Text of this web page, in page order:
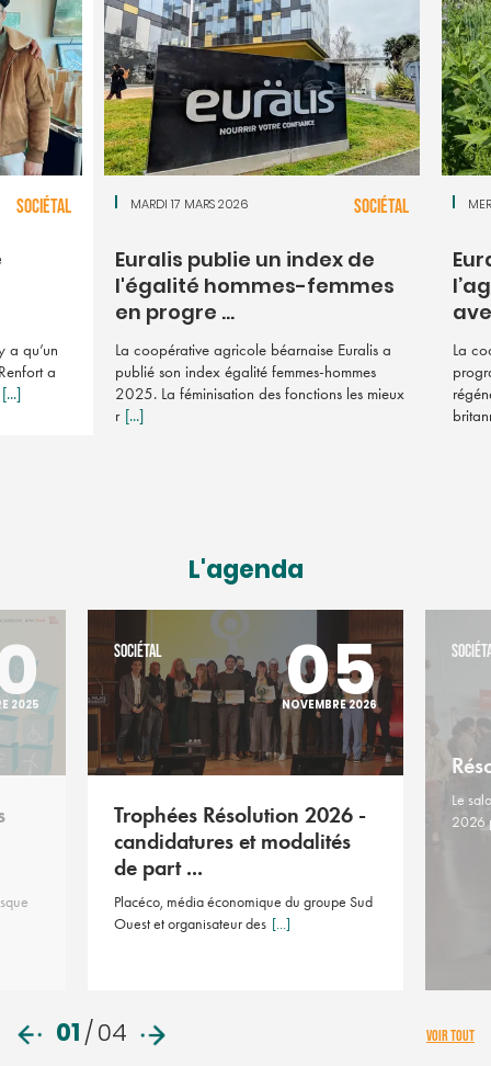
a qu’un
a
[...]
SOCIÉTAL MARDI 17 MARS 2026
Euralis publie un index de
l'égalité hommes-femmes
en progre ...
La coopérative agricole béarnaise Euralis a
publié son index égalité femmes-hommes
2025. La féminisation des fonctions les mieux
r [...]
SOCIÉTAL
La
L'agenda
2025
SOCIÉTAL 05
NOVEMBRE 2026
Trophées Résolution 2026 -
candidatures et modalités
de part ...
Placéco, média économique du groupe Sud
Ouest et organisateur des [...]
Le
2026
01/04 VOIR TOUT